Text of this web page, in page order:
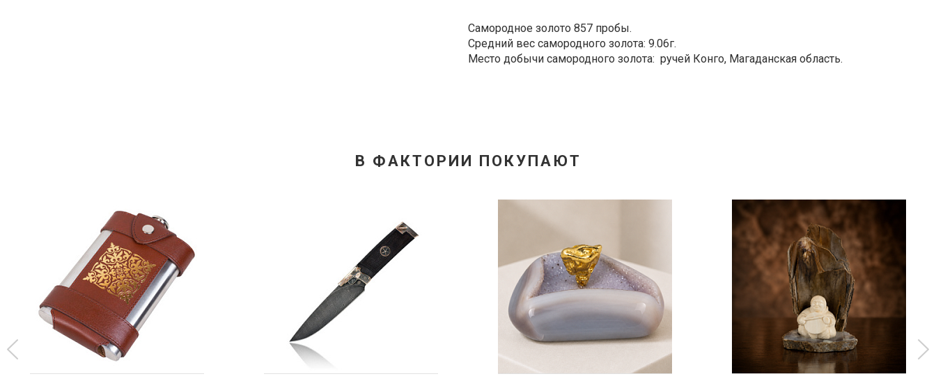
Самородное золото 857 пробы.
Средний вес самородного золота: 9.06г.
Место добычи самородного золота: ручей Конго, Магаданская область.
В ФАКТОРИИ ПОКУПАЮТ